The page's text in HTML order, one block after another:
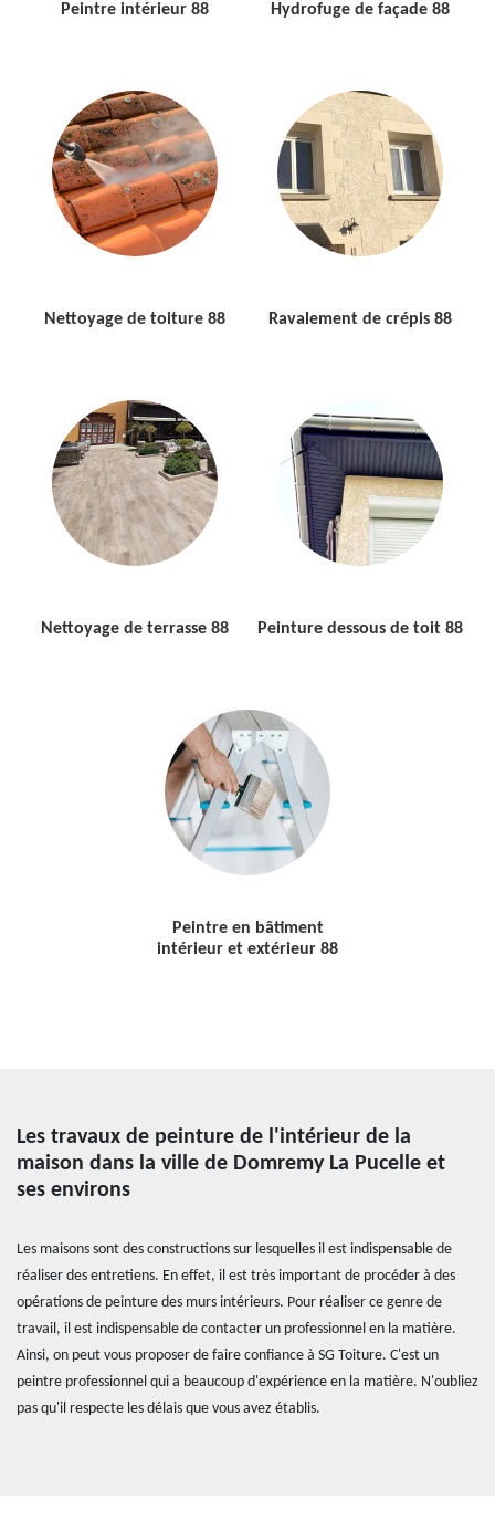
Peintre intérieur 88 Hydrofuge de façade 88
Nettoyage de toiture 88 Ravalement de crépis 88
Nettoyage de terrasse 88 Peinture dessous de toit 88
Peintre en bâtiment
intérieur et extérieur 88
Les travaux de peinture de l'intérieur de la
maison dans la ville de Domremy La Pucelle et
ses environs
Les maisons sont des constructions sur lesquelles il est indispensable de
réaliser des entretiens. En effet, il est très important de procéder à des
opérations de peinture des murs intérieurs. Pour réaliser ce genre de
travail, il est indispensable de contacter un professionnel en la matière.
Ainsi, on peut vous proposer de faire confiance à SG Toiture. C'est un
peintre professionnel qui a beaucoup d'expérience en la matière. N'oubliez
pas qu'il respecte les délais que vous avez établis.